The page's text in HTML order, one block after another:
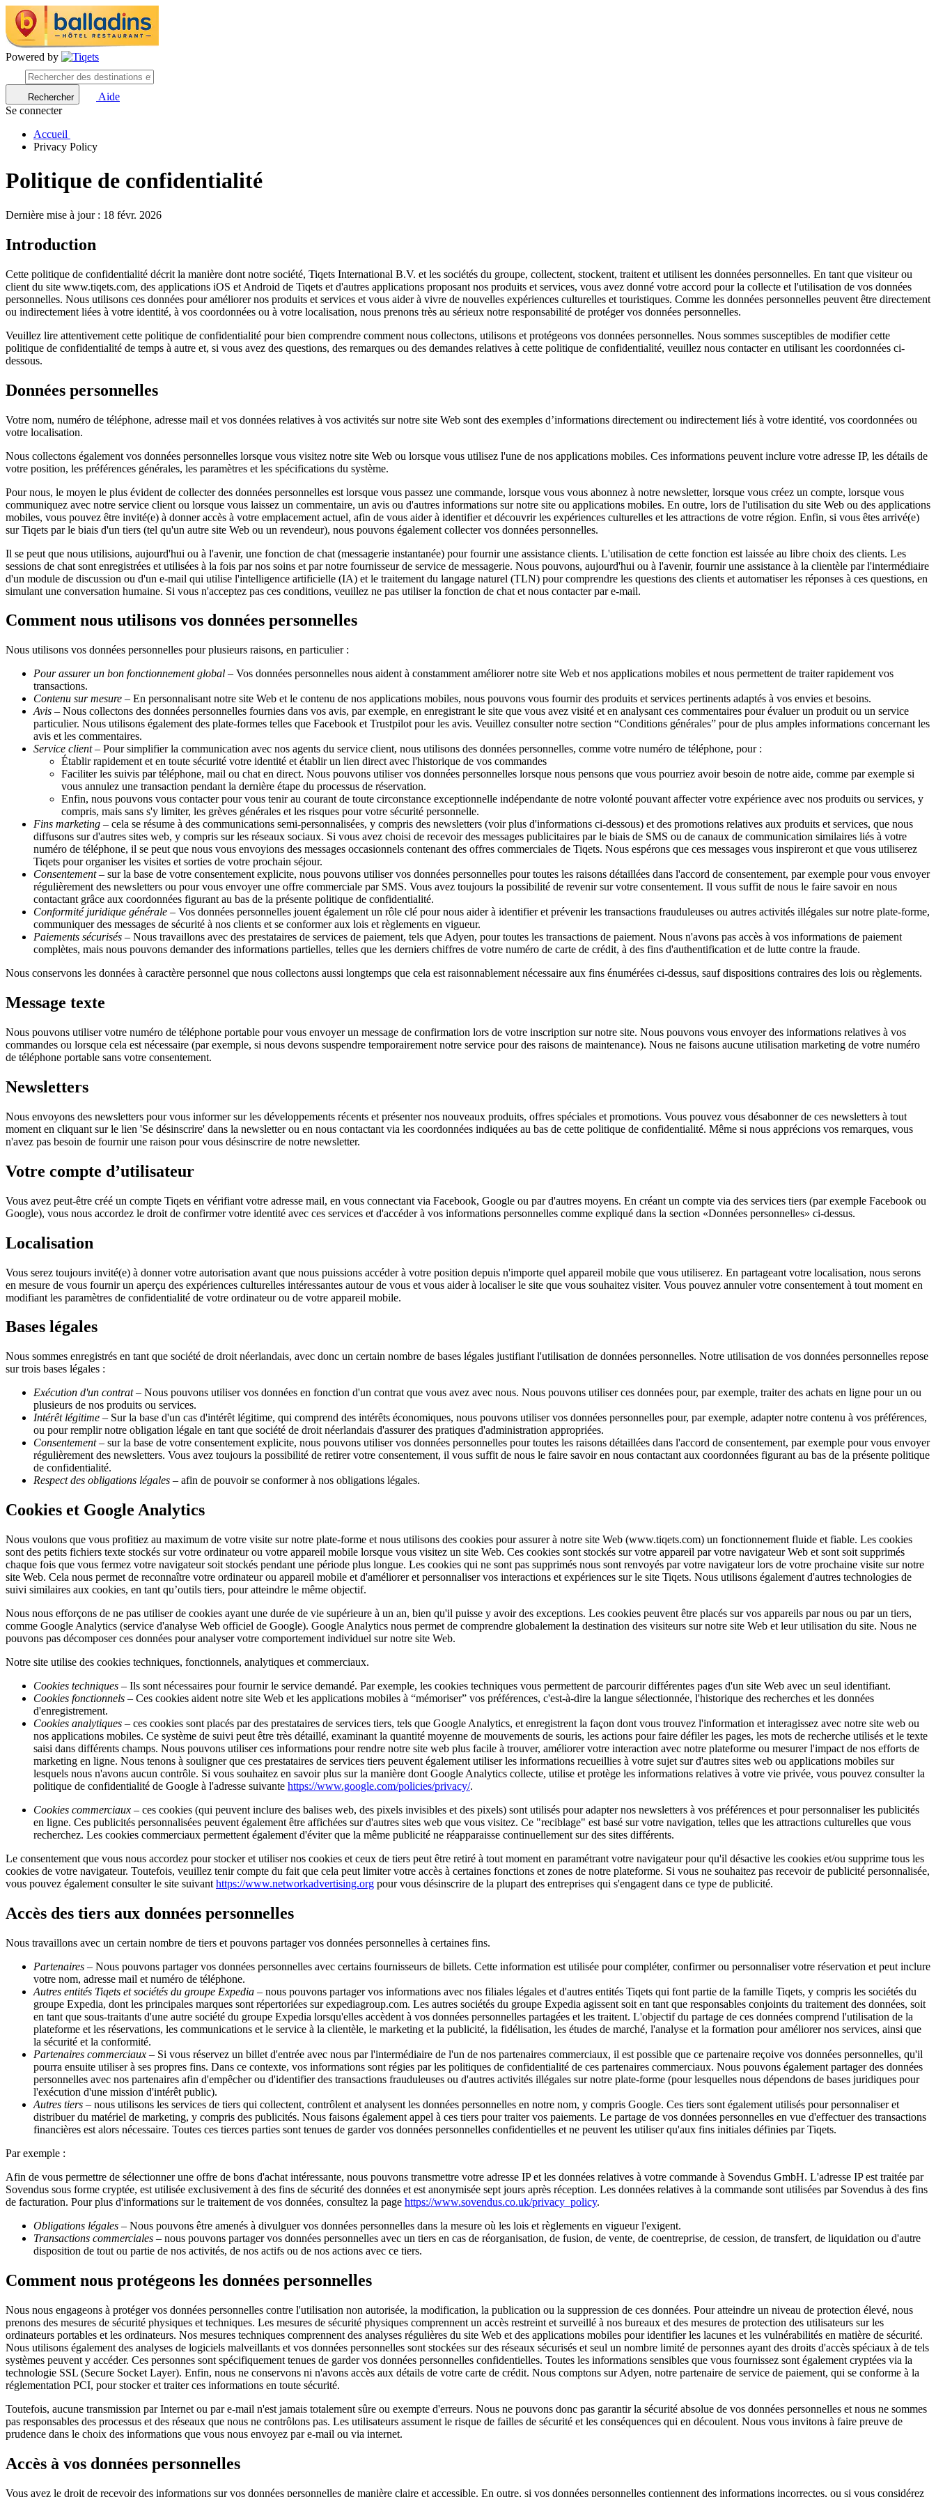
Powered by
Rechercher
Aide
Se connecter
Accueil
Privacy Policy
Politique de confidentialité
Dernière mise à jour : 18 févr. 2026
Introduction
Cette politique de confidentialité décrit la manière dont notre société, Tiqets International B.V. et les sociétés du groupe, collectent, stockent, traitent et utilisent les données personnelles. En tant que visiteur ou
client du site www.tiqets.com, des applications iOS et Android de Tiqets et d'autres applications proposant nos produits et services, vous avez donné votre accord pour la collecte et l'utilisation de vos données
personnelles. Nous utilisons ces données pour améliorer nos produits et services et vous aider à vivre de nouvelles expériences culturelles et touristiques. Comme les données personnelles peuvent être directement
ou indirectement liées à votre identité, à vos coordonnées ou à votre localisation, nous prenons très au sérieux notre responsabilité de protéger vos données personnelles.
Veuillez lire attentivement cette politique de confidentialité pour bien comprendre comment nous collectons, utilisons et protégeons vos données personnelles. Nous sommes susceptibles de modifier cette
politique de confidentialité de temps à autre et, si vous avez des questions, des remarques ou des demandes relatives à cette politique de confidentialité, veuillez nous contacter en utilisant les coordonnées ci-
dessous.
Données personnelles
Votre nom, numéro de téléphone, adresse mail et vos données relatives à vos activités sur notre site Web sont des exemples d’informations directement ou indirectement liés à votre identité, vos coordonnées ou
votre localisation.
Nous collectons également vos données personnelles lorsque vous visitez notre site Web ou lorsque vous utilisez l'une de nos applications mobiles. Ces informations peuvent inclure votre adresse IP, les détails de
votre position, les préférences générales, les paramètres et les spécifications du système.
Pour nous, le moyen le plus évident de collecter des données personnelles est lorsque vous passez une commande, lorsque vous vous abonnez à notre newsletter, lorsque vous créez un compte, lorsque vous
communiquez avec notre service client ou lorsque vous laissez un commentaire, un avis ou d'autres informations sur notre site ou applications mobiles. En outre, lors de l'utilisation du site Web ou des applications
mobiles, vous pouvez être invité(e) à donner accès à votre emplacement actuel, afin de vous aider à identifier et découvrir les expériences culturelles et les attractions de votre région. Enfin, si vous êtes arrivé(e)
sur Tiqets par le biais d'un tiers (tel qu'un autre site Web ou un revendeur), nous pouvons également collecter vos données personnelles.
Il se peut que nous utilisions, aujourd'hui ou à l'avenir, une fonction de chat (messagerie instantanée) pour fournir une assistance clients. L'utilisation de cette fonction est laissée au libre choix des clients. Les
sessions de chat sont enregistrées et utilisées à la fois par nos soins et par notre fournisseur de service de messagerie. Nous pouvons, aujourd'hui ou à l'avenir, fournir une assistance à la clientèle par l'intermédiaire
d'un module de discussion ou d'un e-mail qui utilise l'intelligence artificielle (IA) et le traitement du langage naturel (TLN) pour comprendre les questions des clients et automatiser les réponses à ces questions, en
simulant une conversation humaine. Si vous n'acceptez pas ces conditions, veuillez ne pas utiliser la fonction de chat et nous contacter par e-mail.
Comment nous utilisons vos données personnelles
Nous utilisons vos données personnelles pour plusieurs raisons, en particulier :
Pour assurer un bon fonctionnement global – Vos données personnelles nous aident à constamment améliorer notre site Web et nos applications mobiles et nous permettent de traiter rapidement vos
transactions.
Contenu sur mesure – En personnalisant notre site Web et le contenu de nos applications mobiles, nous pouvons vous fournir des produits et services pertinents adaptés à vos envies et besoins.
Avis – Nous collectons des données personnelles fournies dans vos avis, par exemple, en enregistrant le site que vous avez visité et en analysant ces commentaires pour évaluer un produit ou un service
particulier. Nous utilisons également des plate-formes telles que Facebook et Trustpilot pour les avis. Veuillez consulter notre section “Conditions générales” pour de plus amples informations concernant les
avis et les commentaires.
Service client– Pour simplifier la communication avec nos agents du service client, nous utilisons des données personnelles, comme votre numéro de téléphone, pour :
Établir rapidement et en toute sécurité votre identité et établir un lien direct avec l'historique de vos commandes
Faciliter les suivis par téléphone, mail ou chat en direct. Nous pouvons utiliser vos données personnelles lorsque nous pensons que vous pourriez avoir besoin de notre aide, comme par exemple si
vous annulez une transaction pendant la dernière étape du processus de réservation.
Enfin, nous pouvons vous contacter pour vous tenir au courant de toute circonstance exceptionnelle indépendante de notre volonté pouvant affecter votre expérience avec nos produits ou services, y
compris, mais sans s'y limiter, les grèves générales et les risques pour votre sécurité personnelle.
Fins marketing – cela se résume à des communications semi-personnalisées, y compris des newsletters (voir plus d'informations ci-dessous) et des promotions relatives aux produits et services, que nous
diffusons sur d'autres sites web, y compris sur les réseaux sociaux. Si vous avez choisi de recevoir des messages publicitaires par le biais de SMS ou de canaux de communication similaires liés à votre
numéro de téléphone, il se peut que nous vous envoyions des messages occasionnels contenant des offres commerciales de Tiqets. Nous espérons que ces messages vous inspireront et que vous utiliserez
Tiqets pour organiser les visites et sorties de votre prochain séjour.
Consentement– sur la base de votre consentement explicite, nous pouvons utiliser vos données personnelles pour toutes les raisons détaillées dans l'accord de consentement, par exemple pour vous envoyer
régulièrement des newsletters ou pour vous envoyer une offre commerciale par SMS. Vous avez toujours la possibilité de revenir sur votre consentement. Il vous suffit de nous le faire savoir en nous
contactant grâce aux coordonnées figurant au bas de la présente politique de confidentialité.
Conformité juridique générale – Vos données personnelles jouent également un rôle clé pour nous aider à identifier et prévenir les transactions frauduleuses ou autres activités illégales sur notre plate-forme,
communiquer des messages de sécurité à nos clients et se conformer aux lois et règlements en vigueur.
Paiements sécurisés – Nous travaillons avec des prestataires de services de paiement, tels que Adyen, pour toutes les transactions de paiement. Nous n'avons pas accès à vos informations de paiement
complètes, mais nous pouvons demander des informations partielles, telles que les derniers chiffres de votre numéro de carte de crédit, à des fins d'authentification et de lutte contre la fraude.
Nous conservons les données à caractère personnel que nous collectons aussi longtemps que cela est raisonnablement nécessaire aux fins énumérées ci-dessus, sauf dispositions contraires des lois ou règlements.
Message texte
Nous pouvons utiliser votre numéro de téléphone portable pour vous envoyer un message de confirmation lors de votre inscription sur notre site. Nous pouvons vous envoyer des informations relatives à vos
commandes ou lorsque cela est nécessaire (par exemple, si nous devons suspendre temporairement notre service pour des raisons de maintenance). Nous ne faisons aucune utilisation marketing de votre numéro
de téléphone portable sans votre consentement.
Newsletters
Nous envoyons des newsletters pour vous informer sur les développements récents et présenter nos nouveaux produits, offres spéciales et promotions. Vous pouvez vous désabonner de ces newsletters à tout
moment en cliquant sur le lien 'Se désinscrire' dans la newsletter ou en nous contactant via les coordonnées indiquées au bas de cette politique de confidentialité. Même si nous apprécions vos remarques, vous
n'avez pas besoin de fournir une raison pour vous désinscrire de notre newsletter.
Votre compte d’utilisateur
Vous avez peut-être créé un compte Tiqets en vérifiant votre adresse mail, en vous connectant via Facebook, Google ou par d'autres moyens. En créant un compte via des services tiers (par exemple Facebook ou
Google), vous nous accordez le droit de confirmer votre identité avec ces services et d'accéder à vos informations personnelles comme expliqué dans la section «Données personnelles» ci-dessus.
Localisation
Vous serez toujours invité(e) à donner votre autorisation avant que nous puissions accéder à votre position depuis n'importe quel appareil mobile que vous utiliserez. En partageant votre localisation, nous serons
en mesure de vous fournir un aperçu des expériences culturelles intéressantes autour de vous et vous aider à localiser le site que vous souhaitez visiter. Vous pouvez annuler votre consentement à tout moment en
modifiant les paramètres de confidentialité de votre ordinateur ou de votre appareil mobile.
Bases légales
Nous sommes enregistrés en tant que société de droit néerlandais, avec donc un certain nombre de bases légales justifiant l'utilisation de données personnelles. Notre utilisation de vos données personnelles repose
sur trois bases légales :
Exécution d'un contrat– Nous pouvons utiliser vos données en fonction d'un contrat que vous avez avec nous. Nous pouvons utiliser ces données pour, par exemple, traiter des achats en ligne pour un ou
plusieurs de nos produits ou services.
Intérêt légitime – Sur la base d'un cas d'intérêt légitime, qui comprend des intérêts économiques, nous pouvons utiliser vos données personnelles pour, par exemple, adapter notre contenu à vos préférences,
ou pour remplir notre obligation légale en tant que société de droit néerlandais d'assurer des pratiques d'administration appropriées.
Consentement– sur la base de votre consentement explicite, nous pouvons utiliser vos données personnelles pour toutes les raisons détaillées dans l'accord de consentement, par exemple pour vous envoyer
régulièrement des newsletters. Vous avez toujours la possibilité de retirer votre consentement, il vous suffit de nous le faire savoir en nous contactant aux coordonnées figurant au bas de la présente politique
de confidentialité.
Respect des obligations légales – afin de pouvoir se conformer à nos obligations légales.
Cookies et Google Analytics
Nous voulons que vous profitiez au maximum de votre visite sur notre plate-forme et nous utilisons des cookies pour assurer à notre site Web (www.tiqets.com) un fonctionnement fluide et fiable. Les cookies
sont des petits fichiers texte stockés sur votre ordinateur ou votre appareil mobile lorsque vous visitez un site Web. Ces cookies sont stockés sur votre appareil par votre navigateur Web et sont soit supprimés
chaque fois que vous fermez votre navigateur soit stockés pendant une période plus longue. Les cookies qui ne sont pas supprimés nous sont renvoyés par votre navigateur lors de votre prochaine visite sur notre
site Web. Cela nous permet de reconnaître votre ordinateur ou appareil mobile et d'améliorer et personnaliser vos interactions et expériences sur le site Tiqets. Nous utilisons également d'autres technologies de
suivi similaires aux cookies, en tant qu’outils tiers, pour atteindre le même objectif.
Nous nous efforçons de ne pas utiliser de cookies ayant une durée de vie supérieure à un an, bien qu'il puisse y avoir des exceptions. Les cookies peuvent être placés sur vos appareils par nous ou par un tiers,
comme Google Analytics (service d'analyse Web officiel de Google). Google Analytics nous permet de comprendre globalement la destination des visiteurs sur notre site Web et leur utilisation du site. Nous ne
pouvons pas décomposer ces données pour analyser votre comportement individuel sur notre site Web.
Notre site utilise des cookies techniques, fonctionnels, analytiques et commerciaux.
Cookies techniques – Ils sont nécessaires pour fournir le service demandé. Par exemple, les cookies techniques vous permettent de parcourir différentes pages d'un site Web avec un seul identifiant.
Cookies fonctionnels – Ces cookies aident notre site Web et les applications mobiles à “mémoriser” vos préférences, c'est-à-dire la langue sélectionnée, l'historique des recherches et les données
d'enregistrement.
Cookies analytiques – ces cookies sont placés par des prestataires de services tiers, tels que Google Analytics, et enregistrent la façon dont vous trouvez l'information et interagissez avec notre site web ou
nos applications mobiles. Ce système de suivi peut être très détaillé, examinant la quantité moyenne de mouvements de souris, les actions pour faire défiler les pages, les mots de recherche utilisés et le texte
saisi dans différents champs. Nous pouvons utiliser ces informations pour rendre notre site web plus facile à trouver, améliorer votre interaction avec notre plateforme ou mesurer l'impact de nos efforts de
marketing en ligne. Nous tenons à souligner que ces prestataires de services tiers peuvent également utiliser les informations recueillies à votre sujet sur d'autres sites web ou applications mobiles sur
lesquels nous n'avons aucun contrôle. Si vous souhaitez en savoir plus sur la manière dont Google Analytics collecte, utilise et protège les informations relatives à votre vie privée, vous pouvez consulter la
politique de confidentialité de Google à l'adresse suivante https://www.google.com/policies/privacy/.
Cookies commerciaux – ces cookies (qui peuvent inclure des balises web, des pixels invisibles et des pixels) sont utilisés pour adapter nos newsletters à vos préférences et pour personnaliser les publicités
en ligne. Ces publicités personnalisées peuvent également être affichées sur d'autres sites web que vous visitez. Ce "reciblage" est basé sur votre navigation, telles que les attractions culturelles que vous
recherchez. Les cookies commerciaux permettent également d'éviter que la même publicité ne réapparaisse continuellement sur des sites différents.
Le consentement que vous nous accordez pour stocker et utiliser nos cookies et ceux de tiers peut être retiré à tout moment en paramétrant votre navigateur pour qu'il désactive les cookies et/ou supprime tous les
cookies de votre navigateur. Toutefois, veuillez tenir compte du fait que cela peut limiter votre accès à certaines fonctions et zones de notre plateforme. Si vous ne souhaitez pas recevoir de publicité personnalisée,
vous pouvez également consulter le site suivant https://www.networkadvertising.org pour vous désinscrire de la plupart des entreprises qui s'engagent dans ce type de publicité.
Accès des tiers aux données personnelles
Nous travaillons avec un certain nombre de tiers et pouvons partager vos données personnelles à certaines fins.
Partenaires – Nous pouvons partager vos données personnelles avec certains fournisseurs de billets. Cette information est utilisée pour compléter, confirmer ou personnaliser votre réservation et peut inclure
votre nom, adresse mail et numéro de téléphone.
Autres entités Tiqets et sociétés du groupe Expedia – nous pouvons partager vos informations avec nos filiales légales et d'autres entités Tiqets qui font partie de la famille Tiqets, y compris les sociétés du
groupe Expedia, dont les principales marques sont répertoriées sur expediagroup.com. Les autres sociétés du groupe Expedia agissent soit en tant que responsables conjoints du traitement des données, soit
en tant que sous-traitants d'une autre société du groupe Expedia lorsqu'elles accèdent à vos données personnelles partagées et les traitent. L'objectif du partage de ces données comprend l'utilisation de la
plateforme et les réservations, les communications et le service à la clientèle, le marketing et la publicité, la fidélisation, les études de marché, l'analyse et la formation pour améliorer nos services, ainsi que
la sécurité et la conformité.
Partenaires commerciaux – Si vous réservez un billet d'entrée avec nous par l'intermédiaire de l'un de nos partenaires commerciaux, il est possible que ce partenaire reçoive vos données personnelles, qu'il
pourra ensuite utiliser à ses propres fins. Dans ce contexte, vos informations sont régies par les politiques de confidentialité de ces partenaires commerciaux. Nous pouvons également partager des données
personnelles avec nos partenaires afin d'empêcher ou d'identifier des transactions frauduleuses ou d'autres activités illégales sur notre plate-forme (pour lesquelles nous dépendons de bases juridiques pour
l'exécution d'une mission d'intérêt public).
Autres tiers – nous utilisons les services de tiers qui collectent, contrôlent et analysent les données personnelles en notre nom, y compris Google. Ces tiers sont également utilisés pour personnaliser et
distribuer du matériel de marketing, y compris des publicités. Nous faisons également appel à ces tiers pour traiter vos paiements. Le partage de vos données personnelles en vue d'effectuer des transactions
financières est alors nécessaire. Toutes ces tierces parties sont tenues de garder vos données personnelles confidentielles et ne peuvent les utiliser qu'aux fins initiales définies par Tiqets.
Par exemple :
Afin de vous permettre de sélectionner une offre de bons d'achat intéressante, nous pouvons transmettre votre adresse IP et les données relatives à votre commande à Sovendus GmbH. L'adresse IP est traitée par
Sovendus sous forme cryptée, est utilisée exclusivement à des fins de sécurité des données et est anonymisée sept jours après réception. Les données relatives à la commande sont utilisées par Sovendus à des fins
de facturation. Pour plus d'informations sur le traitement de vos données, consultez la page https://www.sovendus.co.uk/privacy_policy.
Obligations légales – Nous pouvons être amenés à divulguer vos données personnelles dans la mesure où les lois et règlements en vigueur l'exigent.
Transactions commerciales – nous pouvons partager vos données personnelles avec un tiers en cas de réorganisation, de fusion, de vente, de coentreprise, de cession, de transfert, de liquidation ou d'autre
disposition de tout ou partie de nos activités, de nos actifs ou de nos actions avec ce tiers.
Comment nous protégeons les données personnelles
Nous nous engageons à protéger vos données personnelles contre l'utilisation non autorisée, la modification, la publication ou la suppression de ces données. Pour atteindre un niveau de protection élevé, nous
prenons des mesures de sécurité physiques et techniques. Les mesures de sécurité physiques comprennent un accès restreint et surveillé à nos bureaux et des mesures de protection des utilisateurs sur les
ordinateurs portables et les ordinateurs. Nos mesures techniques comprennent des analyses régulières du site Web et des applications mobiles pour identifier les lacunes et les vulnérabilités en matière de sécurité.
Nous utilisons également des analyses de logiciels malveillants et vos données personnelles sont stockées sur des réseaux sécurisés et seul un nombre limité de personnes ayant des droits d'accès spéciaux à de tels
systèmes peuvent y accéder. Ces personnes sont spécifiquement tenues de garder vos données personnelles confidentielles. Toutes les informations sensibles que vous fournissez sont également cryptées via la
technologie SSL (Secure Socket Layer). Enfin, nous ne conservons ni n'avons accès aux détails de votre carte de crédit. Nous comptons sur Adyen, notre partenaire de service de paiement, qui se conforme à la
réglementation PCI, pour stocker et traiter ces informations en toute sécurité.
Toutefois, aucune transmission par Internet ou par e-mail n'est jamais totalement sûre ou exempte d'erreurs. Nous ne pouvons donc pas garantir la sécurité absolue de vos données personnelles et nous ne sommes
pas responsables des processus et des réseaux que nous ne contrôlons pas. Les utilisateurs assument le risque de failles de sécurité et les conséquences qui en découlent. Nous vous invitons à faire preuve de
prudence dans le choix des informations que vous nous envoyez par e-mail ou via internet.
Accès à vos données personnelles
Vous avez le droit de recevoir des informations sur vos données personnelles de manière claire et accessible. En outre, si vos données personnelles contiennent des informations incorrectes, ou si vous considérez